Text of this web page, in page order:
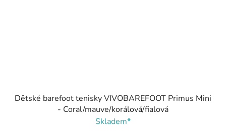
Dětské barefoot tenisky VIVOBAREFOOT Primus Mini
- Coral/mauve/korálová/fialová
Skladem*